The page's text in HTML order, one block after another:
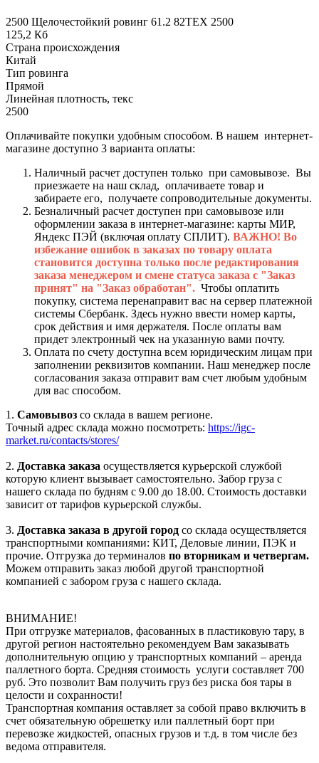
2500 Щелочестойкий ровинг 61.2 82TEX 2500
125,2 Кб
Страна происхождения
Китай
Тип ровинга
Прямой
Линейная плотность, текс
2500
Оплачивайте покупки удобным способом. В нашем интернет-
магазине доступно 3 варианта оплаты:
Наличный расчет доступен только при самовывозе. Вы
приезжаете на наш склад, оплачиваете товар и
забираете его, получаете сопроводительные документы.
Безналичный расчет доступен при самовывозе или
оформлении заказа в интернет-магазине: карты МИР,
Яндекс ПЭЙ (включая оплату СПЛИТ). ВАЖНО! Во
избежание ошибок в заказах по товару оплата
становится доступна только после редактирования
заказа менеджером и смене статуса заказа с "Заказ
принят" на "Заказ обработан". Чтобы оплатить
покупку, система перенаправит вас на сервер платежной
системы Сбербанк. Здесь нужно ввести номер карты,
срок действия и имя держателя. После оплаты вам
придет электронный чек на указанную вами почту.
Оплата по счету доступна всем юридическим лицам при
заполнении реквизитов компании. Наш менеджер после
согласования заказа отправит вам счет любым удобным
для вас способом.
1. Самовывоз со склада в вашем регионе.
Точный адрес склада можно посмотреть: https://igc-
market.ru/contacts/stores/
2. Доставка заказа осуществляется курьерской службой
которую клиент вызывает самостоятельно. Забор груза с
нашего склада по будням с 9.00 до 18.00. Стоимость доставки
зависит от тарифов курьерской службы.
3. Доставка заказа в другой город со склада осуществляется
транспортными компаниями: КИТ, Деловые линии, ПЭК и
прочие. Отгрузка до терминалов по вторникам и четвергам.
Можем отправить заказ любой другой транспортной
компанией с забором груза с нашего склада.
ВНИМАНИЕ!
При отгрузке материалов, фасованных в пластиковую тару, в
другой регион настоятельно рекомендуем Вам заказывать
дополнительную опцию у транспортных компаний – аренда
паллетного борта. Средняя стоимость услуги составляет 700
руб. Это позволит Вам получить груз без риска боя тары в
целости и сохранности!
Транспортная компания оставляет за собой право включить в
счет обязательную обрешетку или паллетный борт при
перевозке жидкостей, опасных грузов и т.д. в том числе без
ведома отправителя.